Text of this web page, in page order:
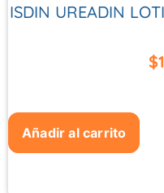
ISDIN UREADIN
$
Añadir al carrito